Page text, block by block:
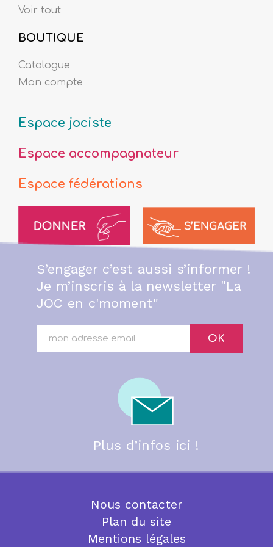
Voir tout
BOUTIQUE
Catalogue
Mon compte
Espace jociste
Espace accompagnateur
Espace fédérations
S’engager c’est aussi s’informer !
Je m’inscris à la newsletter "La
JOC en c'moment"
OK
Plus d’infos ici !
Nous contacter
Plan du site
Mentions légales